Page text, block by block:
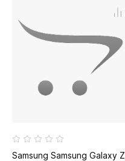
Samsung Samsung Galaxy Z